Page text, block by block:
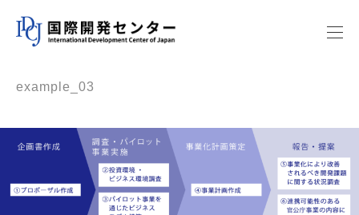
example_03